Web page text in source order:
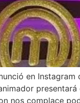
en
nos complace